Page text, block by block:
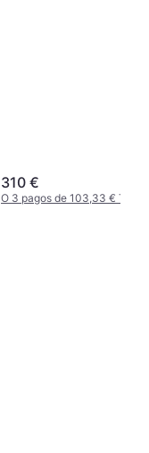
310 €
O 3 pagos de 103,33 € TAE